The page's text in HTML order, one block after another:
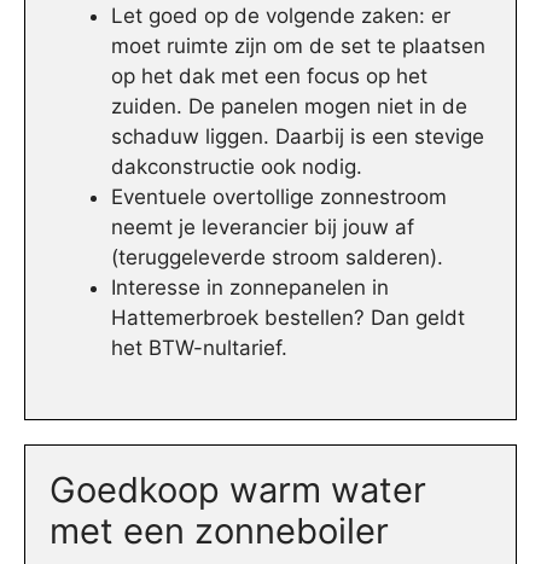
Let goed op de volgende zaken: er
moet ruimte zijn om de set te plaatsen
op het dak met een focus op het
zuiden. De panelen mogen niet in de
schaduw liggen. Daarbij is een stevige
dakconstructie ook nodig.
Eventuele overtollige zonnestroom
neemt je leverancier bij jouw af
(teruggeleverde stroom salderen).
Interesse in zonnepanelen in
Hattemerbroek bestellen? Dan geldt
het BTW-nultarief.
Goedkoop warm water
met een zonneboiler